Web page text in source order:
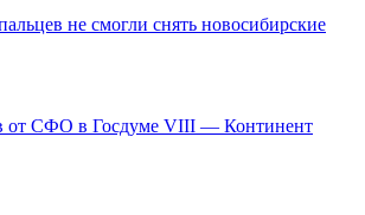
не смогли снять новосибирские
от СФО в Госдуме VIII — Континент